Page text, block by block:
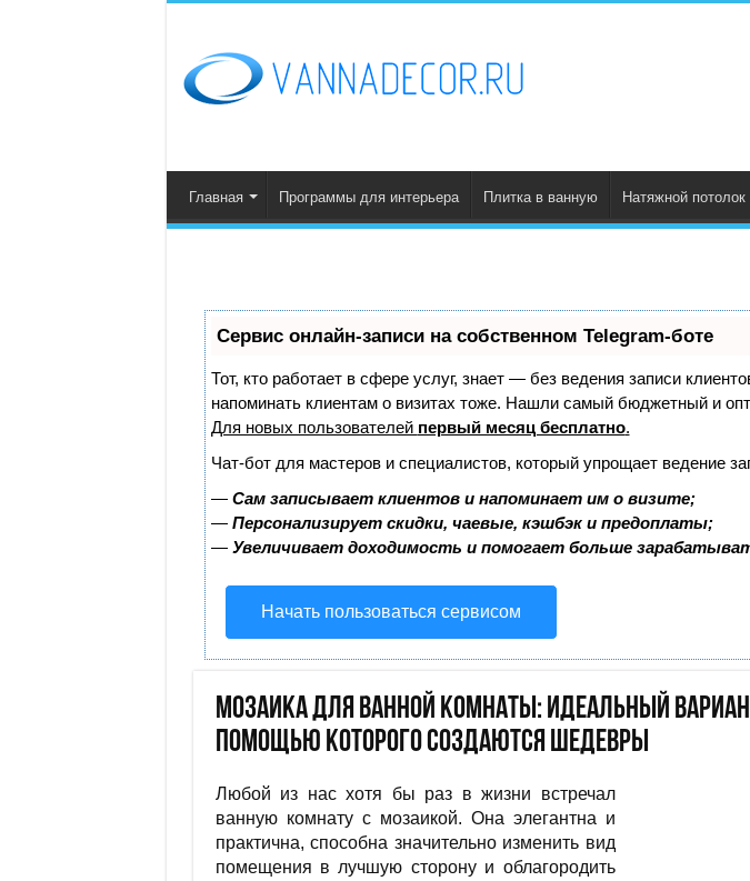
Главная Программы для интерьера Плитка в ванную Натяжной потолок
Сервис онлайн-записи на собственном Telegram-боте
Тот, кто работает в сфере услуг, знает — без ведения записи
напоминать клиентам о визитах тоже. Нашли самый бюджетный и
Для новых пользователей первый месяц бесплатно.
Чат-бот для мастеров и специалистов, который упрощает ведение
— Сам записывает клиентов и напоминает им о визите;
— Персонализирует скидки, чаевые, кэшбэк и предоплаты;
— Увеличивает доходимость и помогает больше
Начать пользоваться сервисом
Мозаика для ванной комнаты: идеальный
помощью которого создаются шедевры
Любой из нас хотя бы раз в жизни встречал
ванную комнату с мозаикой. Она элегантна и
практична, способна значительно изменить вид
помещения в лучшую сторону и облагородить